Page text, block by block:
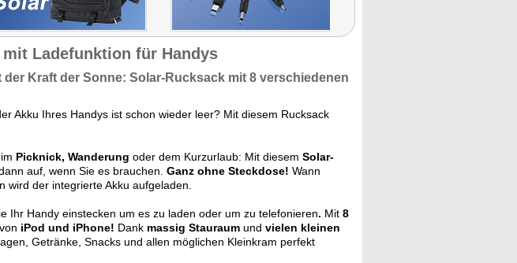
Ladefunktion für Handys
der Kraft der Sonne: Solar-Rucksack mit 8 verschiedenen
Akku Ihres Handys ist schon wieder leer? Mit diesem Rucksack
Picknick, Wanderung oder dem Kurzurlaub: Mit diesem Solar-
auf, wenn Sie es brauchen. Ganz ohne Steckdose! Wann
wird der integrierte Akku aufgeladen.
Ihr Handy einstecken um es zu laden oder um zu telefonieren. Mit 8
iPod und iPhone! Dank massig Stauraum und vielen kleinen
Getränke, Snacks und allen möglichen Kleinkram perfekt